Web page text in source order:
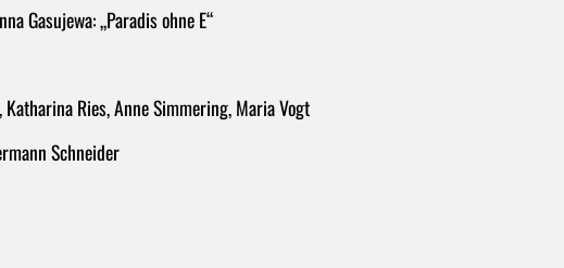
Gasujewa: „Paradis ohne E“
Ries, Anne Simmering, Maria Vogt
Schneider